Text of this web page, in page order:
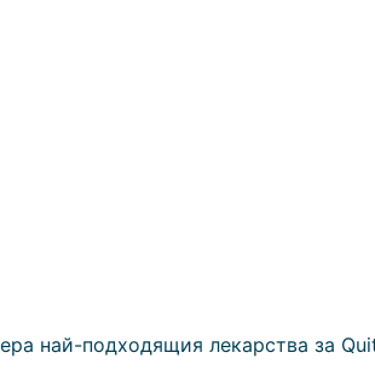
най-подходящия лекарства за